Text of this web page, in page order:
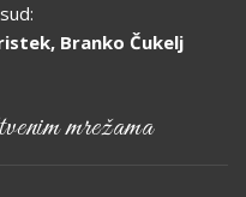
Branko Čukelj
mrežama